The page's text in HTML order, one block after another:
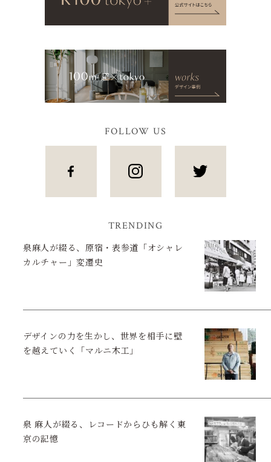
FOLLOW US
TRENDING
泉麻人が綴る、原宿・表参道「オシャレ
カルチャー」変遷史
デザインの力を生かし、世界を相手に壁
を越えていく「マルニ木工」
泉 麻人が綴る、レコードからひも解く東
京の記憶